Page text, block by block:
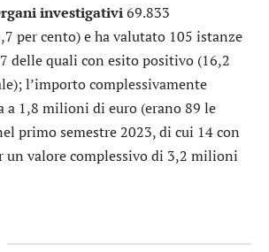
investigativi69.833
per cento) e ha valutato 105 istanze
delle quali con esito positivo (16,2
l’importo complessivamente
a 1,8 milioni di euro (erano 89 le
primo semestre 2023, di cui 14 con
un valore complessivo di 3,2 milioni